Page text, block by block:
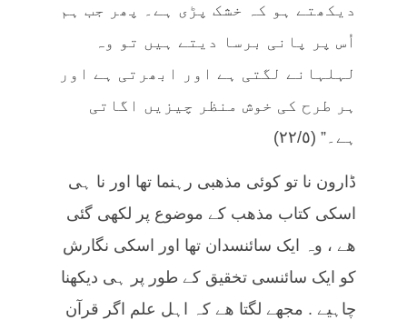
دیکھتے ہو کہ خشک پڑی ہے۔ پھر جب ہم
اُس پر پانی برسا دیتے ہیں تو وہ
لہلہانے لگتی ہے اور ابھرتی ہے اور
ہر طرح کی خوش منظر چیزیں اگاتی
ہے۔” (٢٢/٥)
ڈارون نا تو کوئی مذھبی رہنما تھا اور نا ہی
اسکی کتاب مذھب کے موضوع پر لکھی گئی
ھے ، وہ ایک سائنسدان تھا اور اسکی نگارش
کو ایک سائنسی تخقیق کے طور پر ہی دیکھنا
چاہیے . مجھے لگتا ھے کہ اہل علم اگر قرآن